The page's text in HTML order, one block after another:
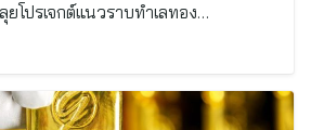
โปรเจกต์แนวราบทำเลทอง…